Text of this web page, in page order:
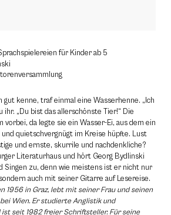
für Kinder ab 5
gut kenne, traf einmal eine Wasserhenne. „Ich
ihr. „Du bist das allerschönste Tier!“ Die
vorbei, da legte sie ein Wasser-Ei, aus dem ein
quietschvergnügt im Kreise hüpfte. Lust
und ernste, skurrile und nachdenkliche?
Literaturhaus und hört Georg Bydlinski
Singen zu, denn wie meistens ist er nicht nur
auch mit seiner Gitarre auf Lesereise.
1956 in Graz, lebt mit seiner Frau und seinen
Wien. Er studierte Anglistik und
ist seit 1982 freier Schriftsteller. Für seine